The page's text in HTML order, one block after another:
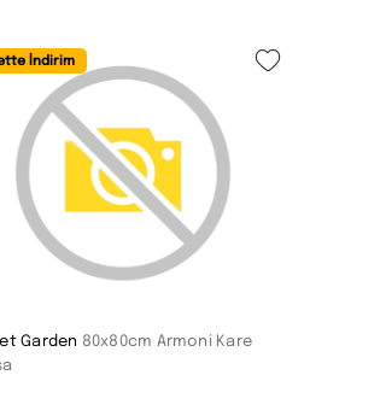
İndirim
Garden 80x80cm Armoni Kare